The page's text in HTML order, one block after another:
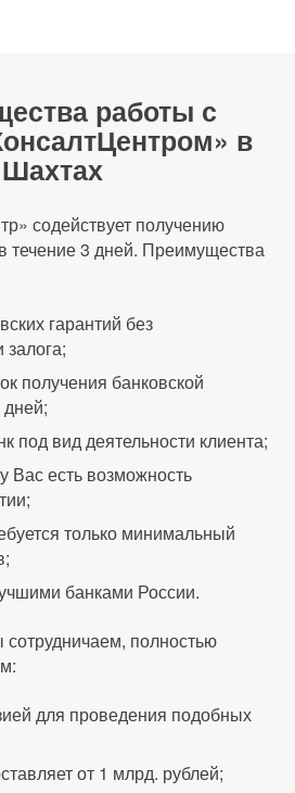
работы с
в
Шахтах
содействует получению
течение 3 дней. Преимущества
гарантий без
залога;
получения банковской
дней;
под вид деятельности клиента;
Вас есть возможность
только минимальный
банками России.
полностью
для проведения подобных
от 1 млрд. рублей;